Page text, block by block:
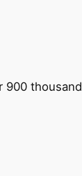
900 thousand